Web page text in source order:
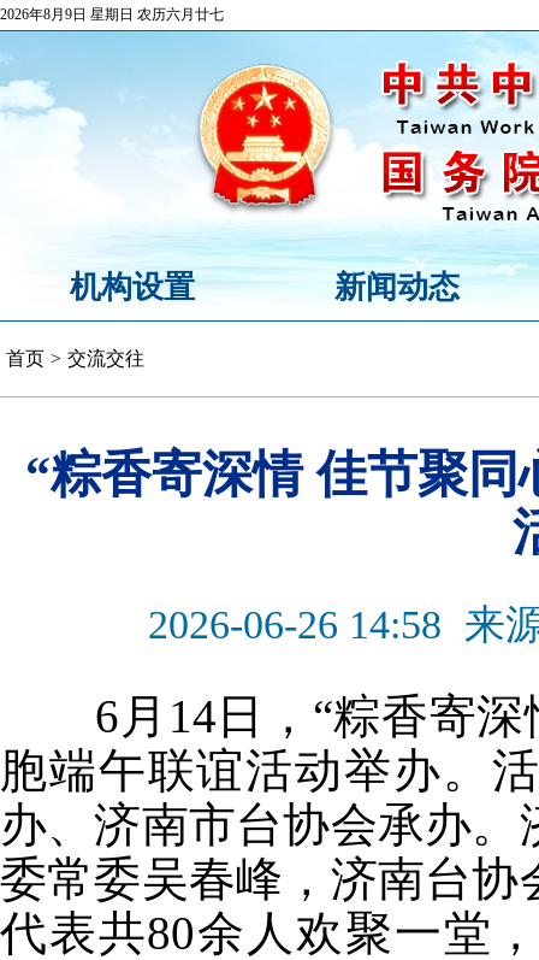
2026年8月9日 星期日 农历六月廿七
机构设置 新闻动态
首页 > 交流交往
“粽香寄深情 佳节聚同
2026-06-26 14:58 来
6月14日，“粽香寄深
胞端午联谊活动举办。
办、济南市台协会承办
委常委吴春峰，济南台
代表共80余人欢聚一堂